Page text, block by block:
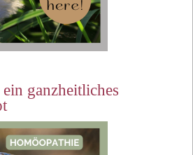
ganzheitliches